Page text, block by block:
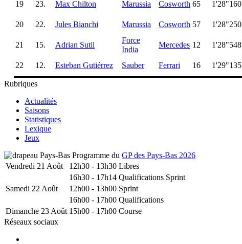
19
23. Max Chilton Marussia Cosworth 65 1'28"160
20
22. Jules Bianchi Marussia Cosworth 57 1'28"250
21
15. Adrian Sutil
Force
India
Mercedes 12 1'28"548
22
12. Esteban Gutiérrez Sauber Ferrari 16 1'29"135
Rubriques
Actualités
Saisons
Statistiques
Lexique
Jeux
Programme du GP des Pays-Bas 2026
Vendredi 21 Août
12h30 - 13h30 Libres
16h30 - 17h14 Qualifications Sprint
Samedi 22 Août
12h00 - 13h00 Sprint
16h00 - 17h00 Qualifications
Dimanche 23 Août 15h00 - 17h00 Course
Réseaux sociaux